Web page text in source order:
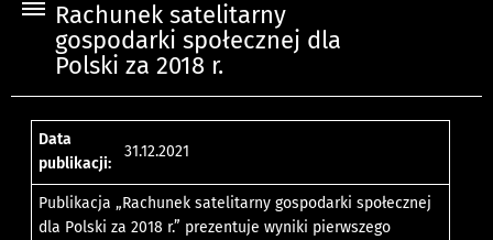
Rachunek satelitarny
gospodarki społecznej dla
Polski za 2018 r.
Data
publikacji:
31.12.2021
Publikacja „Rachunek satelitarny gospodarki społecznej
dla Polski za 2018 r.” prezentuje wyniki pierwszego